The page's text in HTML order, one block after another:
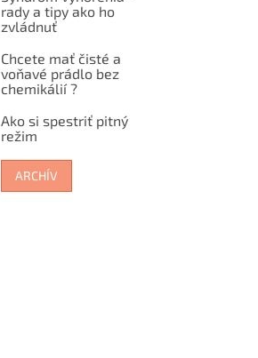
rady a tipy ako ho
zvládnuť
Chcete mať čisté a
voňavé prádlo bez
chemikálií ?
Ako si spestriť pitný
režim
ARCHÍV